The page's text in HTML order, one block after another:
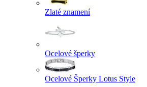
Zlaté znamení
Ocelové šperky
Ocelové Šperky Lotus Style